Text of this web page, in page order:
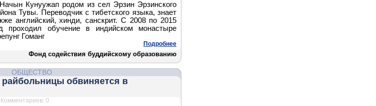
Начын Кунуужап родом из сел Эрзин Эрзинского
Тувы. Переводчик с тибетского языка, знает
английский, хинди, санскрит. С 2008 по 2015
проходил обучение в индийском монастыре
Гоманг
Подробнее
Фонд содействия буддийскому образованию
ОБЩЕСТВО
обвиняется в
0